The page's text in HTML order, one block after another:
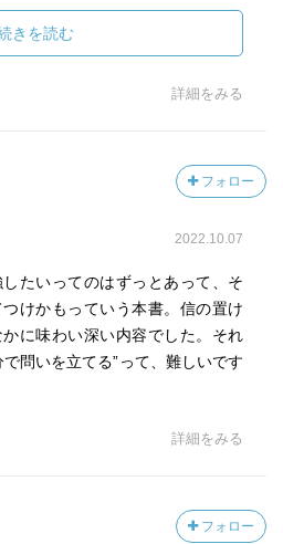
の時に読みたかった）
構えずに読める、まさに「入門
きを読む
詳細をみる
フォロー
2022.10.07
たいってのはずっとあって、そ
けかもっていう本書。信の置け
に味わい深い内容でした。それ
問いを立てる”って、難しいです
詳細をみる
フォロー